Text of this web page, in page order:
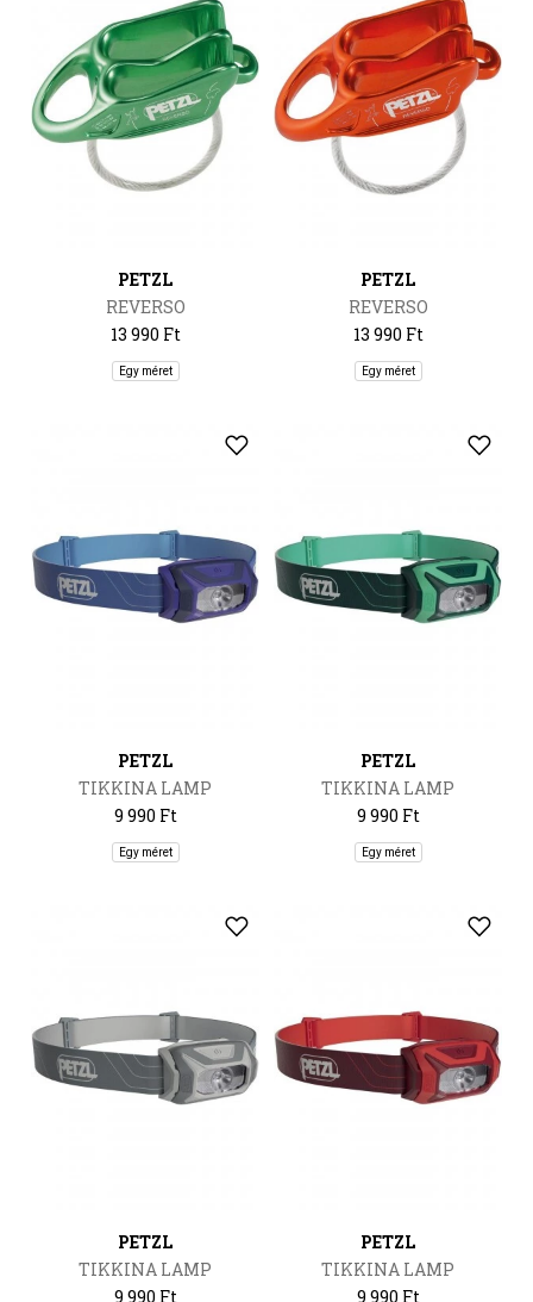
PETZL
REVERSO
13 990 Ft
Egy méret
PETZL
REVERSO
13 990 Ft
Egy méret
PETZL
TIKKINA LAMP
9 990 Ft
Egy méret
PETZL
TIKKINA LAMP
9 990 Ft
Egy méret
PETZL
TIKKINA LAMP
9 990 Ft
PETZL
TIKKINA LAMP
9 990 Ft